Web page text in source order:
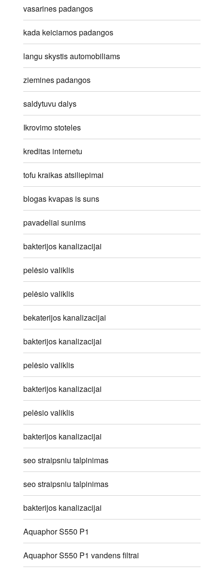
vasarines padangos
kada keiciamos padangos
langu skystis automobiliams
ziemines padangos
saldytuvu dalys
Ikrovimo stoteles
kreditas internetu
tofu kraikas atsiliepimai
blogas kvapas is suns
pavadeliai sunims
bakterijos kanalizacijai
pelėsio valiklis
pelėsio valiklis
bekaterijos kanalizacijai
bakterijos kanalizacijai
pelėsio valiklis
bakterijos kanalizacijai
pelėsio valiklis
bakterijos kanalizacijai
seo straipsniu talpinimas
seo straipsniu talpinimas
bakterijos kanalizacijai
Aquaphor S550 P1
Aquaphor S550 P1 vandens filtrai